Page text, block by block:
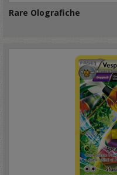
Rare Olografiche